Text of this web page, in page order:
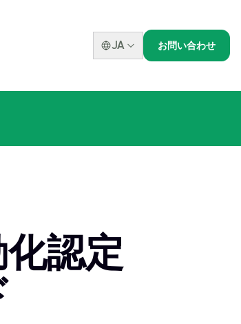
JA お問い合わせ
認定